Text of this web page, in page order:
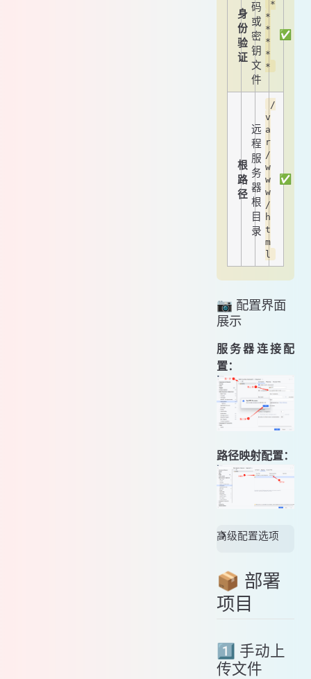
身
份
验
证
码
或
密
钥
文
件
*
*
*
*
*
*
✅
根
路
径
远
程
服
务
器
根
目
录
/
v
a
r
/
w
w
w
/
h
t
m
l
✅
📷 配置界面
展示
服务器连接配
置：
路径映射配置：
高级配置选项
📦 部署
项目
1️⃣ 手动上
传文件